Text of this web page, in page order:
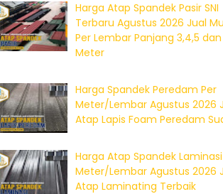
Harga Atap Spandek Pasir SNI
Terbaru Agustus 2026 Jual
Per Lembar Panjang 3,4,5
Meter
Harga Spandek Peredam Per
Meter/Lembar Agustus 2026
Atap Lapis Foam Peredam
Harga Atap Spandek
Meter/Lembar Agustus 2026
Atap Laminating Terbaik